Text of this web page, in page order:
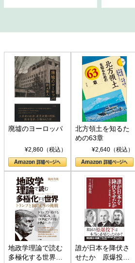
廃墟のヨーロッパ
¥2,860（税込）
北方領土を知るた
めの63章
¥2,640（税込）
地政学理論で読む
多極化する世界：
誰が日本を降伏さ
せたか 原爆投